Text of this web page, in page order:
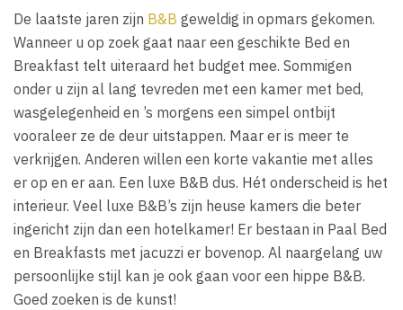
De laatste jaren zijn B&B geweldig in opmars gekomen.
Wanneer u op zoek gaat naar een geschikte Bed en
Breakfast telt uiteraard het budget mee. Sommigen
onder u zijn al lang tevreden met een kamer met bed,
wasgelegenheid en ’s morgens een simpel ontbijt
vooraleer ze de deur uitstappen. Maar er is meer te
verkrijgen. Anderen willen een korte vakantie met alles
er op en er aan. Een luxe B&B dus. Hét onderscheid is het
interieur. Veel luxe B&B’s zijn heuse kamers die beter
ingericht zijn dan een hotelkamer! Er bestaan in Paal Bed
en Breakfasts met jacuzzi er bovenop. Al naargelang uw
persoonlijke stijl kan je ook gaan voor een hippe B&B.
Goed zoeken is de kunst!